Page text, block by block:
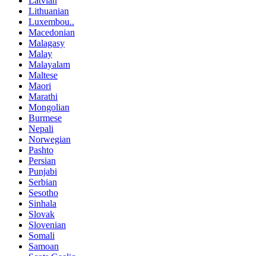
Lithuanian
Luxembou..
Macedonian
Malagasy
Malay
Malayalam
Maltese
Maori
Marathi
Mongolian
Burmese
Nepali
Norwegian
Pashto
Persian
Punjabi
Serbian
Sesotho
Sinhala
Slovak
Slovenian
Somali
Samoan